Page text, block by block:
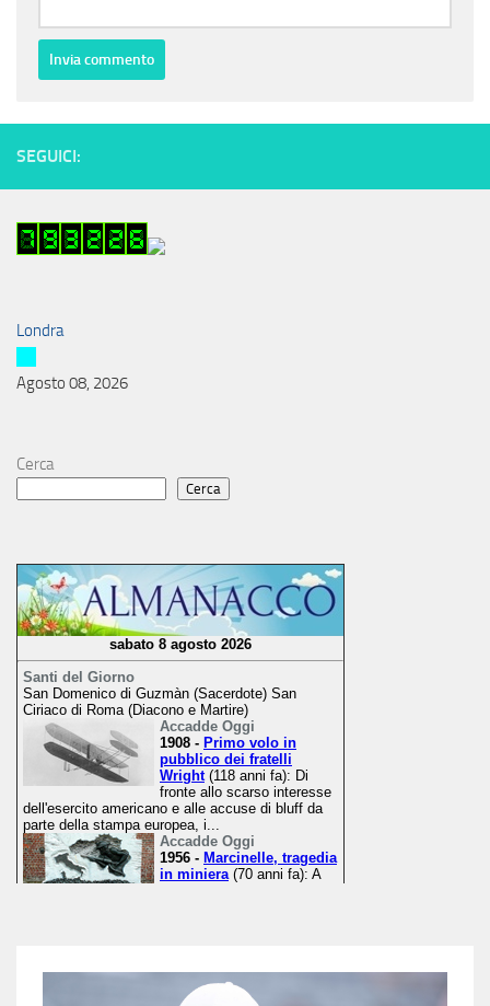
SEGUICI:
Londra
Agosto 08, 2026
Cerca
Cerca